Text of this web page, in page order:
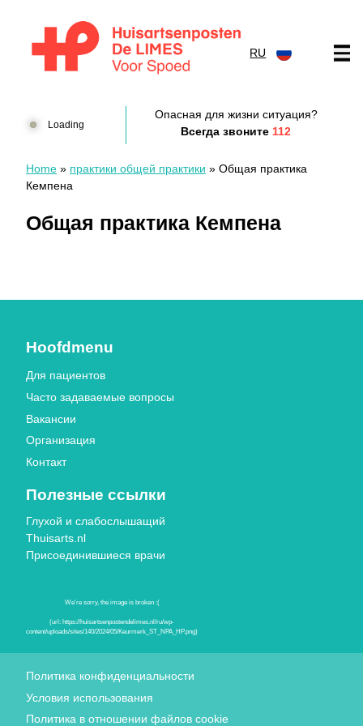
RU
Loading
Опасная для жизни ситуация?
Всегда звоните 112
Home » практики общей практики » Общая практика
Кемпена
Общая практика Кемпена
Hoofdmenu
Для пациентов
Часто задаваемые вопросы
Вакансии
Организация
Контакт
Полезные ссылки
Глухой и слабослышащий
Thuisarts.nl
Присоединившиеся врачи
Политика конфиденциальности
Условия использования
Политика в отношении файлов cookie